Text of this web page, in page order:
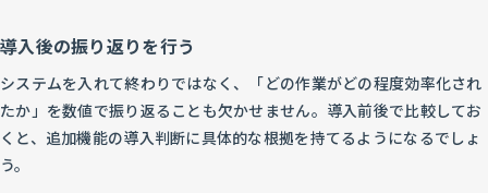
導入後の振り返りを行う
システムを入れて終わりではなく、「どの作業がどの程度効率化され
たか」を数値で振り返ることも欠かせません。導入前後で比較してお
くと、追加機能の導入判断に具体的な根拠を持てるようになるでしょ
う。